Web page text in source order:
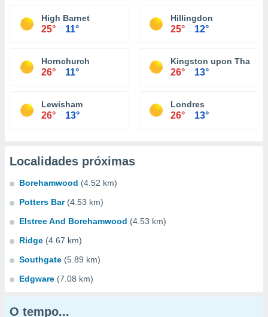
High Barnet
25° 11°
Hillingdon
25° 12°
Hornchurch
26° 11°
Kingston upon Thames
26° 13°
Lewisham
26° 13°
Londres
26° 13°
Localidades próximas
Borehamwood (4.52 km)
Potters Bar (4.53 km)
Elstree And Borehamwood (4.53 km)
Ridge (4.67 km)
Southgate (5.89 km)
Edgware (7.08 km)
O tempo...